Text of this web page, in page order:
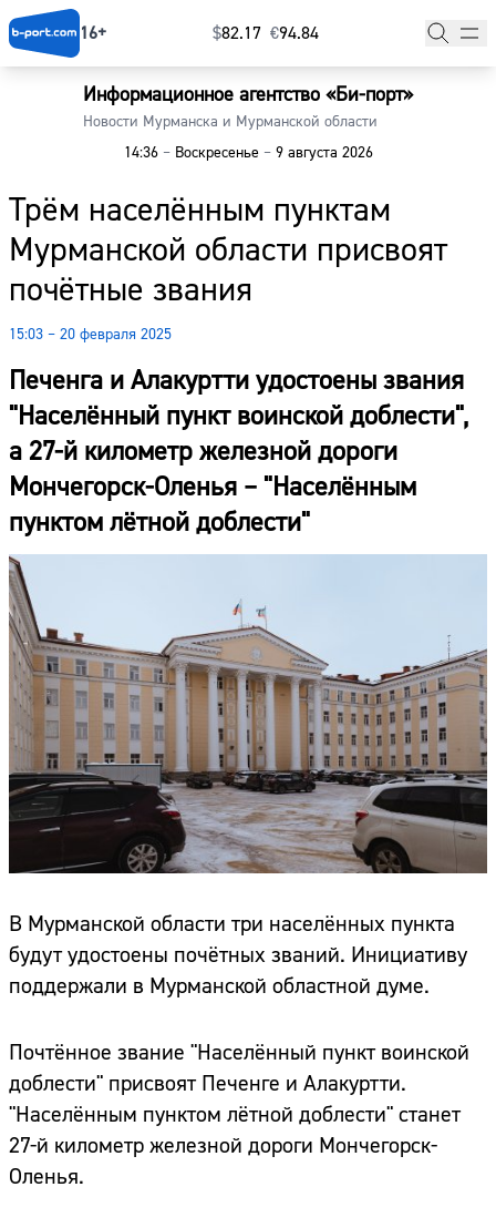
16+ $⁠82.17 €⁠94.84
Информационное агентство «Би-порт»
Новости Мурманска и Мурманской области
14:36 –Воскресенье –9 августа 2026
Трём населённым пунктам
Мурманской области присвоят
почётные звания
15:03 – 20 февраля 2025
Печенга и Алакуртти удостоены звания
"Населённый пункт воинской доблести",
а 27-й километр железной дороги
Мончегорск-Оленья – "Населённым
пунктом лётной доблести"
В Мурманской области три населённых пункта
будут удостоены почётных званий. Инициативу
поддержали в Мурманской областной думе.
Почтённое звание "Населённый пункт воинской
доблести" присвоят Печенге и Алакуртти.
"Населённым пунктом лётной доблести" станет
27-й километр железной дороги Мончегорск-
Оленья.
Главная
Наши гости
Фоторепортажи
Погода
Курсы валют